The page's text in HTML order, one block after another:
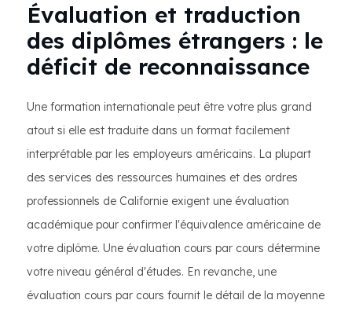
Évaluation et traduction
des diplômes étrangers : le
déficit de reconnaissance
Une formation internationale peut être votre plus grand
atout si elle est traduite dans un format facilement
interprétable par les employeurs américains. La plupart
des services des ressources humaines et des ordres
professionnels de Californie exigent une évaluation
académique pour confirmer l'équivalence américaine de
votre diplôme. Une évaluation cours par cours détermine
votre niveau général d'études. En revanche, une
évaluation cours par cours fournit le détail de la moyenne